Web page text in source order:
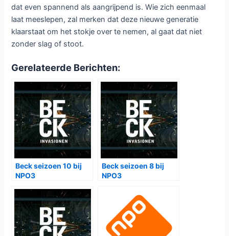
dat even spannend als aangrijpend is. Wie zich eenmaal
laat meeslepen, zal merken dat deze nieuwe generatie
klaarstaat om het stokje over te nemen, al gaat dat niet
zonder slag of stoot.
Gerelateerde Berichten:
Beck seizoen 10 bij
NPO3
Beck seizoen 8 bij
NPO3